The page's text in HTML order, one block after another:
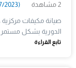
2 مشاهدة (5/7/2023)
صيانة مكيفات مركزية
الدورية بشكل مستمر
تابع القراءة